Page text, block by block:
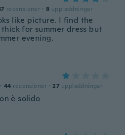
recensioner · 8 uppladdningar
like picture. I find the
for summer dress but
evening.
· 44 recensioner · 27 uppladdningar
è solido